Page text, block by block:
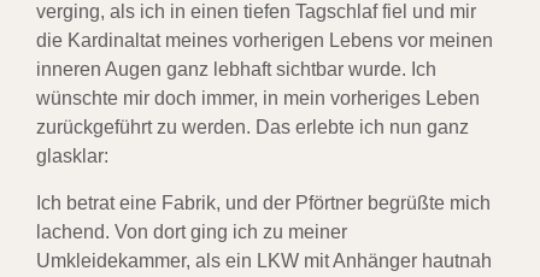
verging, als ich in einen tiefen Tagschlaf fiel und mir
die Kardinaltat meines vorherigen Lebens vor meinen
inneren Augen ganz lebhaft sichtbar wurde. Ich
wünschte mir doch immer, in mein vorheriges Leben
zurückgeführt zu werden. Das erlebte ich nun ganz
glasklar:
Ich betrat eine Fabrik, und der Pförtner begrüßte mich
lachend. Von dort ging ich zu meiner
Umkleidekammer, als ein LKW mit Anhänger hautnah